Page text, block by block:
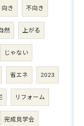
向き 不向き
然 上がる
じゃない
省エネ 2023
リフォーム
完成見学会